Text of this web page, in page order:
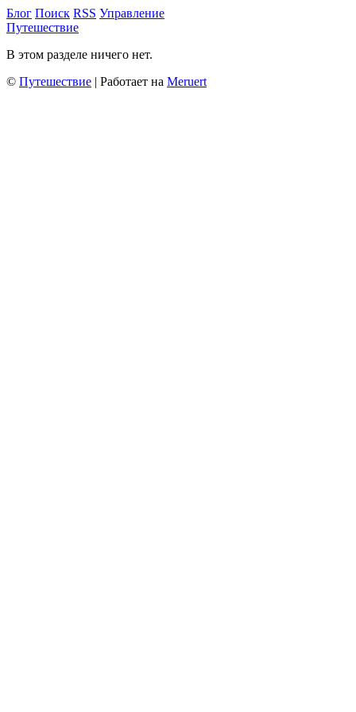
Блог Поиск RSS Управление
Путешествие
В этом разделе ничего нет.
© Путешествие | Работает на Meruert